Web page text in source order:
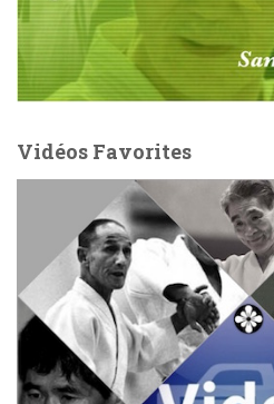
Vidéos Favorites